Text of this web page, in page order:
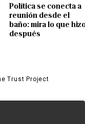
Política se conecta a
reunión desde el
baño: mira lo que
después